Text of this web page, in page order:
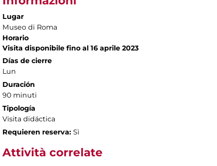
Lugar
Museo di Roma
Horario
Visita disponibile fino al 16 aprile 2023
Días de cierre
Lun
Duración
90 minuti
Tipología
Visita didáctica
Requieren reserva: Sì
Attività correlate